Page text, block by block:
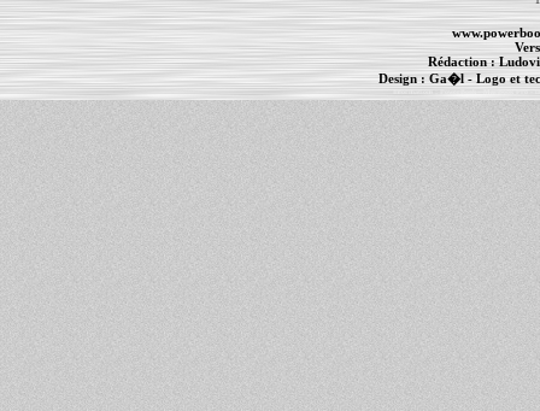
Rédaction :
Design : Ga�l - Logo et